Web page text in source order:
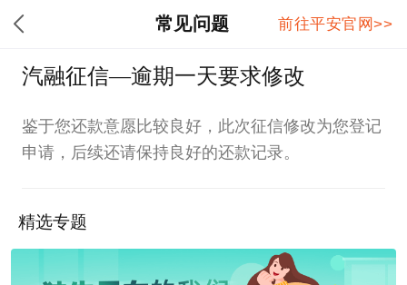
常见问题 前往平安官网>>
汽融征信—逾期一天要求修改
鉴于您还款意愿比较良好，此次征信修改为您登记
申请，后续还请保持良好的还款记录。
精选专题